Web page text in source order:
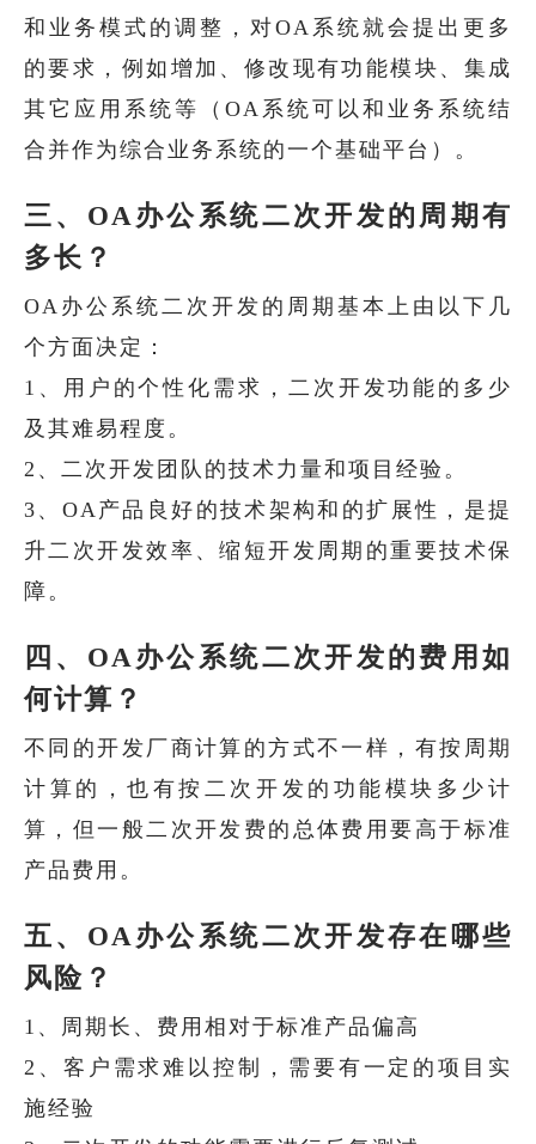
和业务模式的调整，对OA系统就会提出更多
的要求，例如增加、修改现有功能模块、集成
其它应用系统等（OA系统可以和业务系统结
合并作为综合业务系统的一个基础平台）。
三、OA办公系统二次开发的周期有
多长？
OA办公系统二次开发的周期基本上由以下几
个方面决定：
1、用户的个性化需求，二次开发功能的多少
及其难易程度。
2、二次开发团队的技术力量和项目经验。
3、OA产品良好的技术架构和的扩展性，是提
升二次开发效率、缩短开发周期的重要技术保
障。
四、OA办公系统二次开发的费用如
何计算？
不同的开发厂商计算的方式不一样，有按周期
计算的，也有按二次开发的功能模块多少计
算，但一般二次开发费的总体费用要高于标准
产品费用。
五、OA办公系统二次开发存在哪些
风险？
1、周期长、费用相对于标准产品偏高
2、客户需求难以控制，需要有一定的项目实
施经验